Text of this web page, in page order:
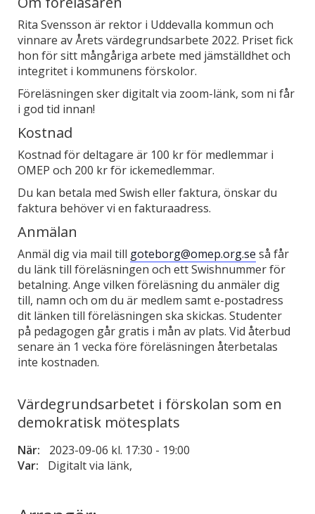
Rita Svensson är rektor i Uddevalla kommun och
vinnare av Årets värdegrundsarbete 2022. Priset fick
hon för sitt mångåriga arbete med jämställdhet och
integritet i kommunens förskolor.
Föreläsningen sker digitalt via zoom-länk, som ni får
i god tid innan!
Kostnad
Kostnad för deltagare är 100 kr för medlemmar i
OMEP och 200 kr för ickemedlemmar.
Du kan betala med Swish eller faktura, önskar du
faktura behöver vi en fakturaadress.
Anmälan
Anmäl dig via mail till goteborg@omep.org.se så får
du länk till föreläsningen och ett Swishnummer för
betalning. Ange vilken föreläsning du anmäler dig
till, namn och om du är medlem samt e-postadress
dit länken till föreläsningen ska skickas. Studenter
på pedagogen går gratis i mån av plats. Vid återbud
senare än 1 vecka före föreläsningen återbetalas
inte kostnaden.
Värdegrundsarbetet i förskolan som en
demokratisk mötesplats
När: 2023-09-06 kl. 17:30 - 19:00
Var:
Digitalt via länk,